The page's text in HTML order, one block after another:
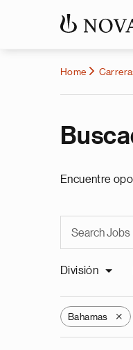
Home
Encuentre
División
Bahamas X